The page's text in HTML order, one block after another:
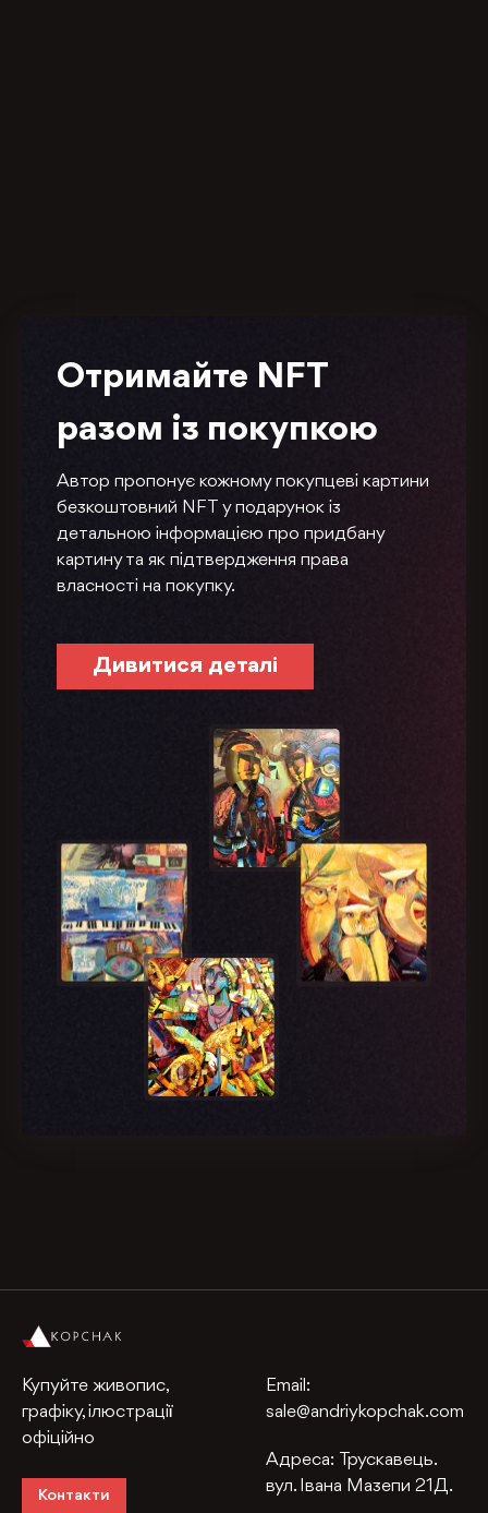
Отримайте NFT
разом із покупкою
Автор пропонує кожному покупцеві картини
безкоштовний NFT у подарунок із
детальною інформацією про придбану
картину та як підтвердження права
власності на покупку.
Дивитися деталі
Купуйте живопис,
графіку, ілюстрації
офіційно
Контакти
Email:
sale@andriykopchak.com
Адреса:
Трускавець.
вул. Івана Мазепи 21Д.